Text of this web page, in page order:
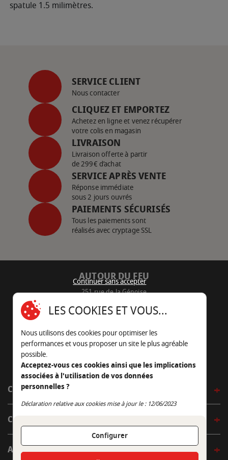
spatule 1.5 milimètres.
SERVICE CLIENT
Nous contacter
CLIQUEZ ET EMPORTEZ
Achetez en ligne et venez récupérer
votre colis en magasin
LIVRAISON
Livraison offerte à partir
de 299€ d’achat
SERVICE APRÈS VENTE
Réponse immédiate
sous 2 jours ouvrés
PAIEMENTS SÉCURISÉS
Tous les paiements sont
réalisés avec cryptage SSL
AUTOUR DU FEU
251 rue de la Génoise
05 45 22 98 09
Nous envoyer un e-mail
CÔTÉ OUTDOOR
CÔTÉ INDOOR
AUTOUR DE LA TABLE
Continuer sans accepter
LES COOKIES ET VOUS...
Nous utilisons des cookies pour optimiser les
performances et vous proposer un site le plus agréable
possible.
Acceptez-vous ces cookies ainsi que les implications
associées à l'utilisation de vos données
personnelles ?
Déclaration relative aux cookies mise à jour le : 12/06/2023
Configurer
Continuer sans accepter